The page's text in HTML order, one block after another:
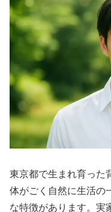
東京都で生まれ育った
体がごく自然に生活の
な特徴があります。実